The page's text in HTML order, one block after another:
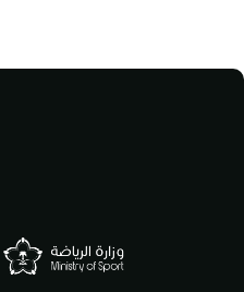
الكتل